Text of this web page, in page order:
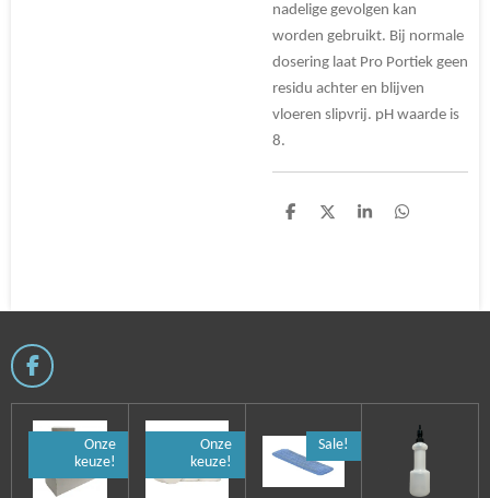
nadelige gevolgen kan
worden gebruikt. Bij normale
dosering laat Pro Portiek geen
residu achter en blijven
vloeren slipvrij. pH waarde is
8.
D
D
S
D
F
a
e
Onze
keuze!
Onze
keuze!
Sale!